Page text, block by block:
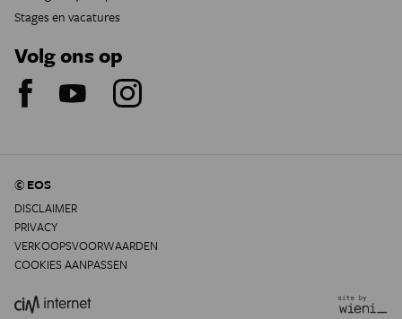
Stages en vacatures
Volg ons op
© EOS
DISCLAIMER
PRIVACY
VERKOOPSVOORWAARDEN
COOKIES AANPASSEN